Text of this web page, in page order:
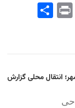
Pri
انتقال محلی گزارش